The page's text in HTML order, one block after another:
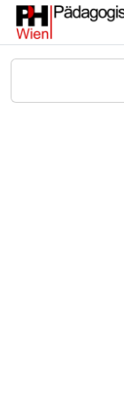
Zum Hauptinhalt